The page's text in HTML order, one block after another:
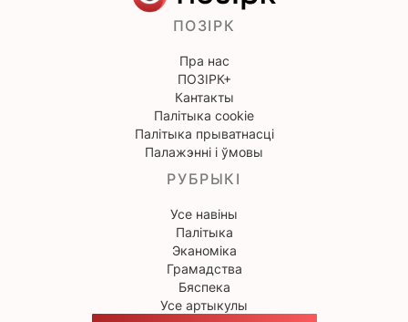
ПОЗІРК
Пра нас
ПОЗІРК+
Кантакты
Палітыка cookie
Палітыка прыватнасці
Палажэнні і ўмовы
РУБРЫКІ
Усе навіны
Палітыка
Эканоміка
Грамадства
Бяспека
Усе артыкулы